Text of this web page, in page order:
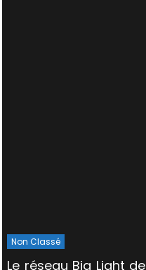
Non Classé
Le réseau Big Light